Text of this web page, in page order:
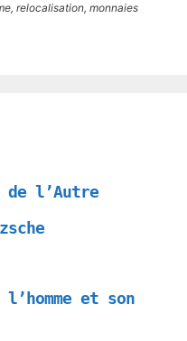
relocalisation, monnaies
de l’Autre
et son